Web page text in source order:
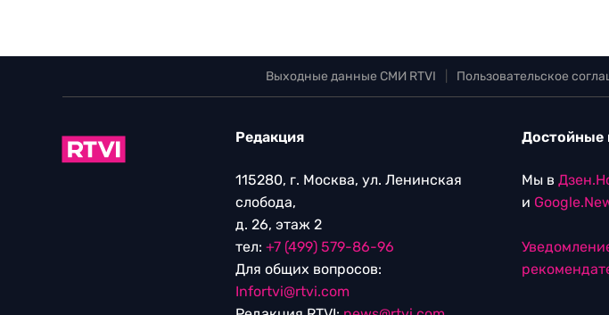
Выходные данные СМИ RTVI Пользовательское
Редакция
115280, г. Москва, ул. Ленинская
слобода,
д. 26, этаж 2
тел: +7 (499) 579-86-96
Для общих вопросов:
Infortvi@rtvi.com
Достойные
Мы в
и